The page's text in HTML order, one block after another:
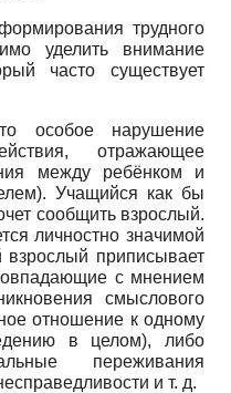
трудного
уделить внимание
часто существует
особое нарушение
отражающее
между ребёнком и
Учащийся как бы
сообщить взрослый.
личностно значимой
приписывает
с мнением
смыслового
отношение к одному
в целом), либо
переживания
и т. д.